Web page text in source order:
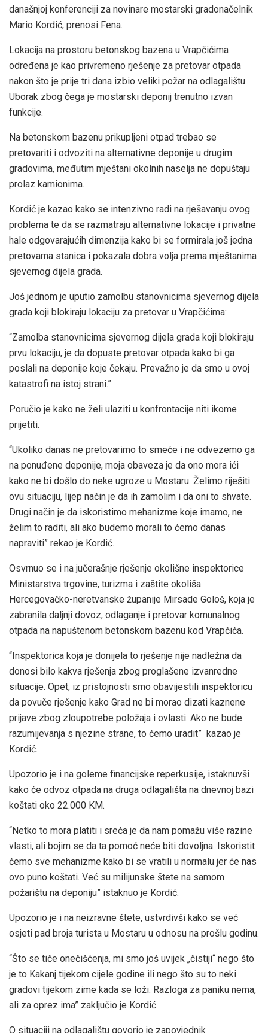
današnjoj konferenciji za novinare mostarski gradonačelnik
Mario Kordić, prenosi Fena.
Lokacija na prostoru betonskog bazena u Vrapčićima
određena je kao privremeno rješenje za pretovar otpada
nakon što je prije tri dana izbio veliki požar na odlagalištu
Uborak zbog čega je mostarski deponij trenutno izvan
funkcije.
Na betonskom bazenu prikupljeni otpad trebao se
pretovariti i odvoziti na alternativne deponije u drugim
gradovima, međutim mještani okolnih naselja ne dopuštaju
prolaz kamionima.
Kordić je kazao kako se intenzivno radi na rješavanju ovog
problema te da se razmatraju alternativne lokacije i privatne
hale odgovarajućih dimenzija kako bi se formirala još jedna
pretovarna stanica i pokazala dobra volja prema mještanima
sjevernog dijela grada.
Još jednom je uputio zamolbu stanovnicima sjevernog dijela
grada koji blokiraju lokaciju za pretovar u Vrapčićima:
“Zamolba stanovnicima sjevernog dijela grada koji blokiraju
prvu lokaciju, je da dopuste pretovar otpada kako bi ga
poslali na deponije koje čekaju. Prevažno je da smo u ovoj
katastrofi na istoj strani.”
Poručio je kako ne želi ulaziti u konfrontacije niti ikome
prijetiti.
“Ukoliko danas ne pretovarimo to smeće i ne odvezemo ga
na ponuđene deponije, moja obaveza je da ono mora ići
kako ne bi došlo do neke ugroze u Mostaru. Želimo riješiti
ovu situaciju, lijep način je da ih zamolim i da oni to shvate.
Drugi način je da iskoristimo mehanizme koje imamo, ne
želim to raditi, ali ako budemo morali to ćemo danas
napraviti” rekao je Kordić.
Osvrnuo se i na jučerašnje rješenje okolišne inspektorice
Ministarstva trgovine, turizma i zaštite okoliša
Hercegovačko-neretvanske županije Mirsade Gološ, koja je
zabranila daljnji dovoz, odlaganje i pretovar komunalnog
otpada na napuštenom betonskom bazenu kod Vrapčića.
“Inspektorica koja je donijela to rješenje nije nadležna da
donosi bilo kakva rješenja zbog proglašene izvanredne
situacije. Opet, iz pristojnosti smo obavijestili inspektoricu
da povuče rješenje kako Grad ne bi morao dizati kaznene
prijave zbog zloupotrebe položaja i ovlasti. Ako ne bude
razumijevanja s njezine strane, to ćemo uradit” kazao je
Kordić.
Upozorio je i na goleme financijske reperkusije, istaknuvši
kako će odvoz otpada na druga odlagališta na dnevnoj bazi
koštati oko 22.000 KM.
“Netko to mora platiti i sreća je da nam pomažu više razine
vlasti, ali bojim se da ta pomoć neće biti dovoljna. Iskoristit
ćemo sve mehanizme kako bi se vratili u normalu jer će nas
ovo puno koštati. Već su milijunske štete na samom
požarištu na deponiju” istaknuo je Kordić.
Upozorio je i na neizravne štete, ustvrdivši kako se već
osjeti pad broja turista u Mostaru u odnosu na prošlu godinu.
“Što se tiče onečišćenja, mi smo još uvijek „čistiji“ nego što
je to Kakanj tijekom cijele godine ili nego što su to neki
gradovi tijekom zime kada se loži. Razloga za paniku nema,
ali za oprez ima” zaključio je Kordić.
O situaciji na odlagalištu govorio je zapovjednik